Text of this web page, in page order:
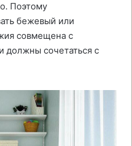
Поэтому
бежевый или
совмещена с
должны сочетаться с